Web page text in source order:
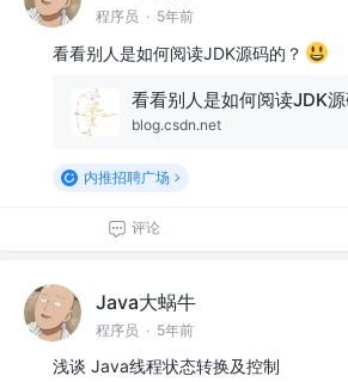
程序员 · 5年前
看看别人是如何阅读JDK源码的？
看看别人是如何阅读JDK源
blog.csdn.net
内推招聘广场
评论
Java大蜗牛
程序员 · 5年前
浅谈 Java线程状态转换及控制